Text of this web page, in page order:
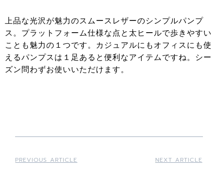
上品な光沢が魅力のスムースレザーのシンプルパンプ
ス。プラットフォーム仕様な点と太ヒールで歩きやすい
ことも魅力の１つです。カジュアルにもオフィスにも使
えるパンプスは１足あると便利なアイテムですね。シー
ズン問わずお使いいただけます。
PREVIOUS ARTICLE NEXT ARTICLE